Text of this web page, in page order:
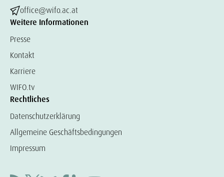
office@wifo.ac.at
Weitere Informationen
Presse
Kontakt
Karriere
WIFO.tv
Rechtliches
Datenschutzerklärung
Allgemeine Geschäftsbedingungen
Impressum